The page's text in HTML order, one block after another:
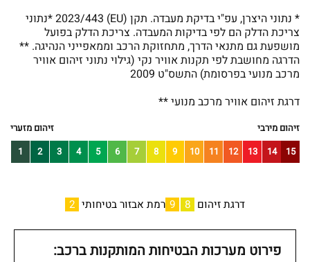
* נתוני היצרן, עפ"י בדיקת מעבדה. תקן (EU) 2023/443 *נתוני
צריכת הדלק הם לפי בדיקות המעבדה. צריכת הדלק בפועל
מושפעת גם מתנאי הדרך, מתחזוקת הרכב וממאפייני הנהיגה. **
הדרגה מחושבת לפי תקנות אוויר נקי (גילוי נתוני זיהום אוויר
מרכב מנועי בפרסומת) התשס"ט 2009
דרגת זיהום אוויר מרכב מנועי **
1 2 3 4 5 6 7 8 9 10 11 12 13 14 15
זיהום מזערי זיהום מירבי
דרגת זיהום 8
9 רמת אבזור בטיחותי 2
פירוט מערכות הבטיחות המותקנות ברכב: